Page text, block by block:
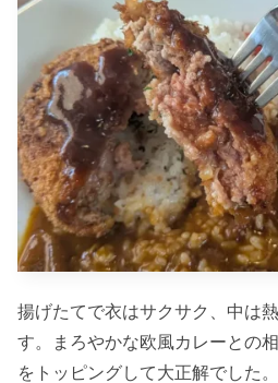
揚げたてで衣はサクサク、中は
す。まろやかな欧風カレーとの
をトッピングして大正解でした。